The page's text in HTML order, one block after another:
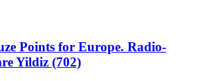
Points for Europe. Radio-
Yildiz (702)